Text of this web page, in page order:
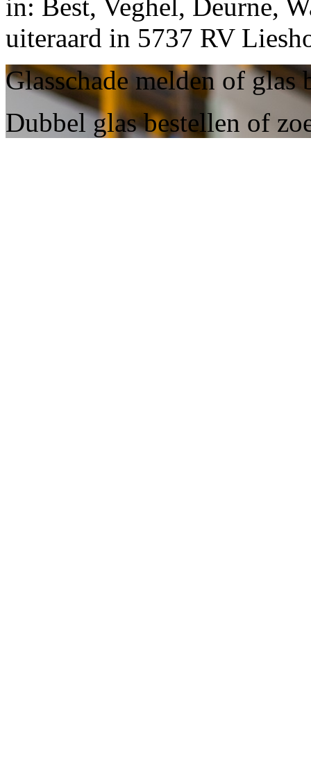
in: Best, Veghel, Deurne,
uiteraard in 5737 RV
Glasschade melden of glas
Dubbel glas bestellen of